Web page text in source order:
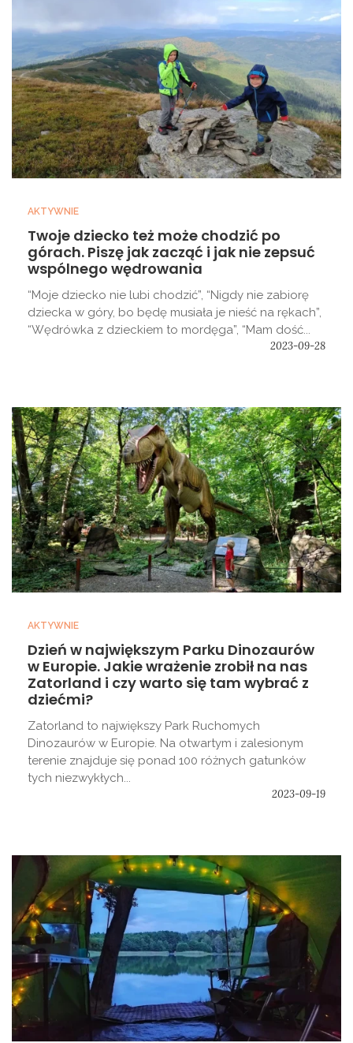
AKTYWNIE
Twoje dziecko też może chodzić po
górach. Piszę jak zacząć i jak nie zepsuć
wspólnego wędrowania
“Moje dziecko nie lubi chodzić”, “Nigdy nie zabiorę
dziecka w góry, bo będę musiała je nieść na rękach”,
“Wędrówka z dzieckiem to mordęga”, “Mam dość...
2023-09-28
AKTYWNIE
Dzień w największym Parku Dinozaurów
w Europie. Jakie wrażenie zrobił na nas
Zatorland i czy warto się tam wybrać z
dziećmi?
Zatorland to największy Park Ruchomych
Dinozaurów w Europie. Na otwartym i zalesionym
terenie znajduje się ponad 100 różnych gatunków
tych niezwykłych...
2023-09-19